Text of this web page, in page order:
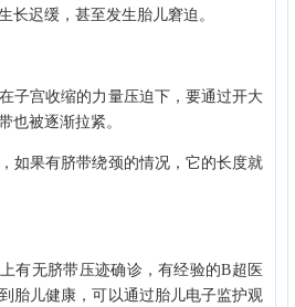
长迟缓，甚至发生胎儿窘迫。
宫收缩的力量压迫下，要通过开大
也被逐渐拉紧。
果有脐带绕颈的情况，它的长度就
无脐带压迹确诊，有经验的B超医
胎儿健康，可以通过胎儿电子监护观